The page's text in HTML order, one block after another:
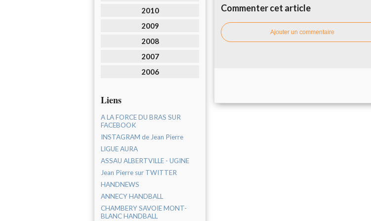
2010
2009
2008
2007
2006
Liens
A LA FORCE DU BRAS SUR
FACEBOOK
INSTAGRAM de Jean Pierre
LIGUE AURA
ASSAU ALBERTVILLE - UGINE
Jean Pierre sur TWITTER
HANDNEWS
ANNECY HANDBALL
CHAMBERY SAVOIE MONT-
BLANC HANDBALL
Commenter cet article
Ajouter un commentaire